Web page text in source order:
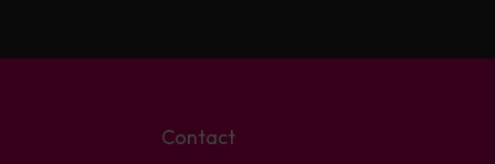
Contact